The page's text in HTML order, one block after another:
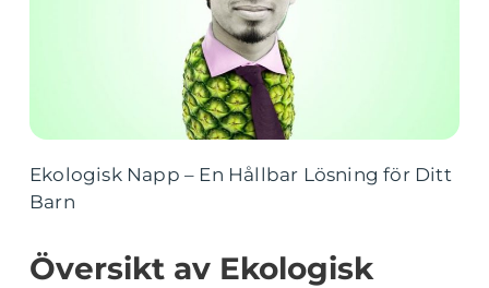
Ekologisk Napp – En Hållbar Lösning för Ditt
Barn
Översikt av Ekologisk